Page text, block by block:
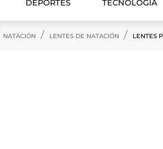
DEPORTES TECNOLOGIA
NATACIÓN LENTES DE NATACIÓN LENTES